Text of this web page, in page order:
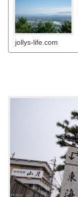
jollys-life.com